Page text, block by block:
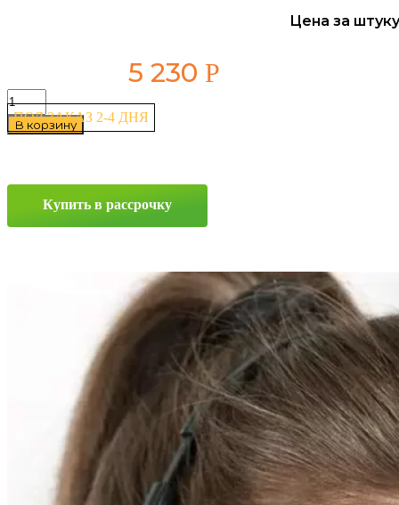
Цена за
5 230 Р
ПОД ЗАКАЗ 2-4 ДНЯ
Количество
товара
Tunga
5
205/65
R15
В корзину
Купить в рассрочку